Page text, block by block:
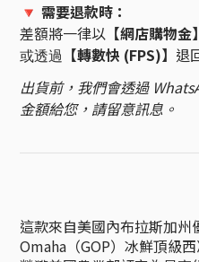
🔻 需要退款時：
差額將一律以 【網店購物金】
或透過
【轉數快 (FPS)】 退
出貨前，我們會透過
金額給您，請留意訊息。
這款來自美國內布拉斯加
Omaha（GOP）冰鮮頂級